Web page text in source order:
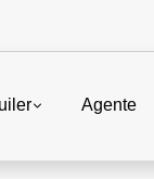
Agente